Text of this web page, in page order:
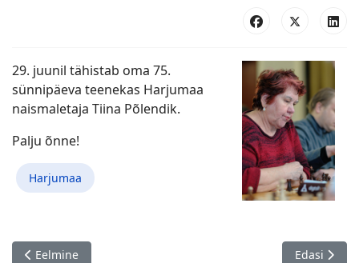
29. juunil tähistab oma 75.
sünnipäeva teenekas Harjumaa
naismaletaja Tiina Põlendik.
Palju õnne!
Harjumaa
Eelmine artikkel: Aljase V maleturniir, Saula 29.06.
Eelmine Järgmine
Edasi